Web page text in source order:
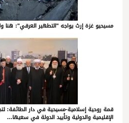
مسيحيو غزة إرث يواجه "التطهير العرقي": هنا
قمة روحية إسلامية-مسيحية في دار الطائفة:
الإقليمية والدولية وتأييد الدولة في سعيها…